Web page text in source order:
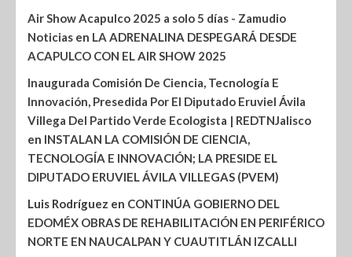
Air Show Acapulco 2025 a solo 5 días - Zamudio
Noticias en LA ADRENALINA DESPEGARÁ DESDE
ACAPULCO CON EL AIR SHOW 2025
Inaugurada Comisión De Ciencia, Tecnología E
Innovación, Presedida Por El Diputado Eruviel Ávila
Villega Del Partido Verde Ecologista | REDTNJalisco
en INSTALAN LA COMISIÓN DE CIENCIA,
TECNOLOGÍA E INNOVACIÓN; LA PRESIDE EL
DIPUTADO ERUVIEL ÁVILA VILLEGAS (PVEM)
Luis Rodríguez en CONTINÚA GOBIERNO DEL
EDOMÉX OBRAS DE REHABILITACIÓN EN PERIFÉRICO
NORTE EN NAUCALPAN Y CUAUTITLÁN IZCALLI